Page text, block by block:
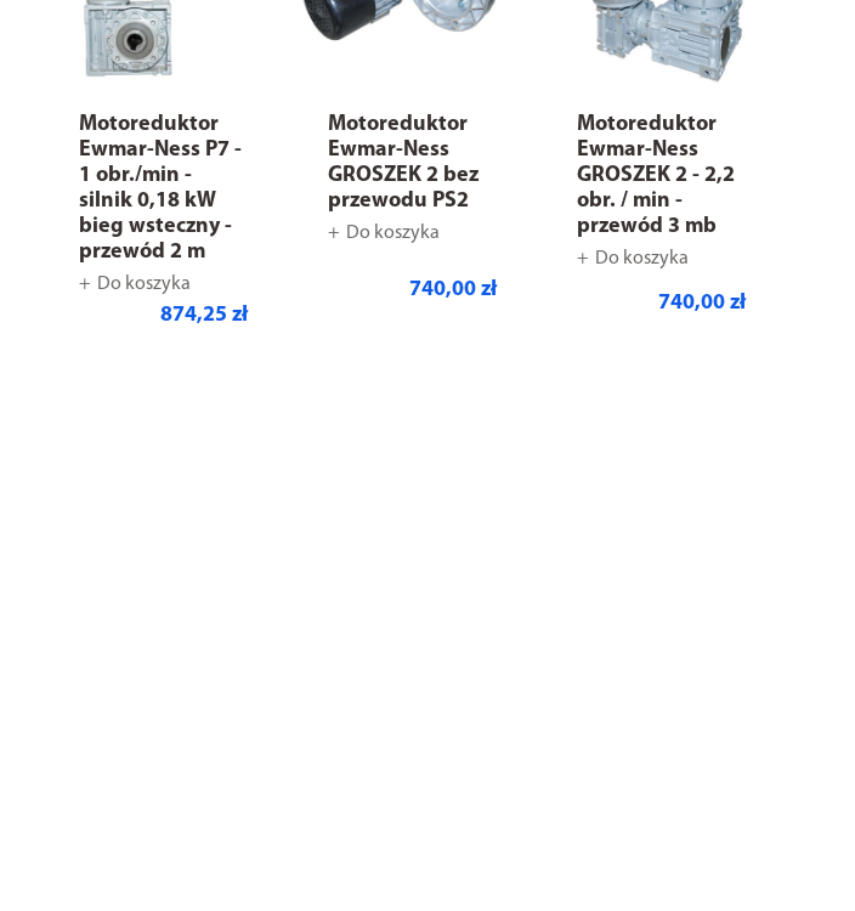
Motoreduktor
Ewmar-Ness P7 -
1 obr./min -
silnik 0,18 kW
bieg wsteczny -
przewód 2 m
Do koszyka
874,25 zł
Motoreduktor
Ewmar-Ness
GROSZEK 2 bez
przewodu PS2
Do koszyka
740,00 zł
Motoreduktor
Ewmar-Ness
GROSZEK 2 - 2,2
obr. / min -
przewód 3 mb
Do koszyka
740,00 zł